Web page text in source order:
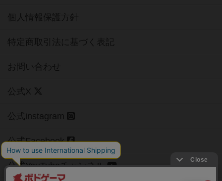
個人情報保護方針
特定商取引法に基づく表記
お問い合わせ
公式X
公式instagram
公式Facebook
公式YouTubeチャンネル